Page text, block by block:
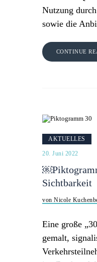
Nutzung
sowie die
CONTINUE
AKTUELLES
20. Juni 2022
Sichtbarkeit
von Nicole
Eine große
gemalt,